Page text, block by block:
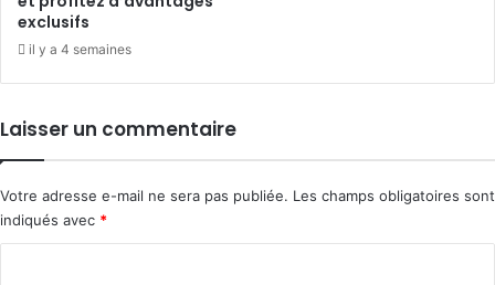
exclusifs
il y a 4 semaines
Laisser un commentaire
Votre adresse e-mail ne sera pas publiée. Les champs obligatoires sont
indiqués avec *